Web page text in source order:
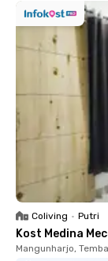
Coliving • Putri
Kost Medina
Mangunharjo,